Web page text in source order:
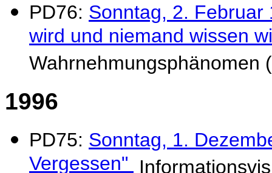
PD76: Sonntag, 2. Februar
wird und niemand wissen
Wahrnehmungsphänomen
1996
PD75: Sonntag, 1.
Vergessen"